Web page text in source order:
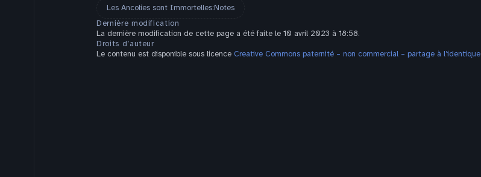
Les Ancolies sont Immortelles:Notes
Dernière modification
La dernière modification de cette page a été faite le 10 avril 2023 à 18:58.
Droits d’auteur
Le contenu est disponible sous licence Creative Commons paternité – non commercial – partage à l’identique